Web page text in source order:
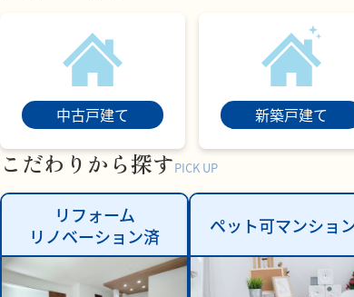
中古戸建て 新築戸建て
こだわりから探すPICK UP
リフォーム
リノベーション済
ペット可マンショ